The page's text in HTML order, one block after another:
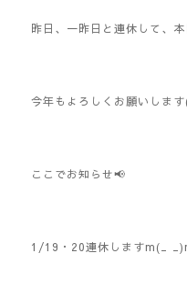
今年もよろしくお願いしま
ここでお知らせ📢
1/19・20連休しますm(_